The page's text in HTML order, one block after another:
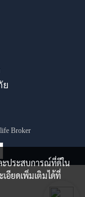
ย
Broker
ะประสบการณ์ที่ดีใน
อียดเพิ่มเติมได้ที่